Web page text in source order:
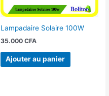
Lampadaire Solaire 100W
35.000 CFA
Ajouter au panier